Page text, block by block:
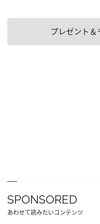
プレゼント
SPONSORED
あわせて読みたいコンテンツ